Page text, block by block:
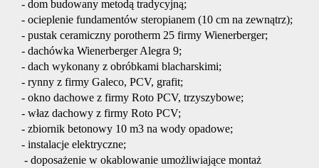
- dom budowany metodą tradycyjną;
- ocieplenie fundamentów steropianem (10 cm na zewnątrz);
- pustak ceramiczny porotherm 25 firmy Wienerberger;
- dachówka Wienerberger Alegra 9;
- dach wykonany z obróbkami blacharskimi;
- rynny z firmy Galeco, PCV, grafit;
- okno dachowe z firmy Roto PCV, trzyszybowe;
- właz dachowy z firmy Roto PCV;
- zbiornik betonowy 10 m3 na wody opadowe;
- instalacje elektryczne;
- doposażenie w okablowanie umożliwiające montaż